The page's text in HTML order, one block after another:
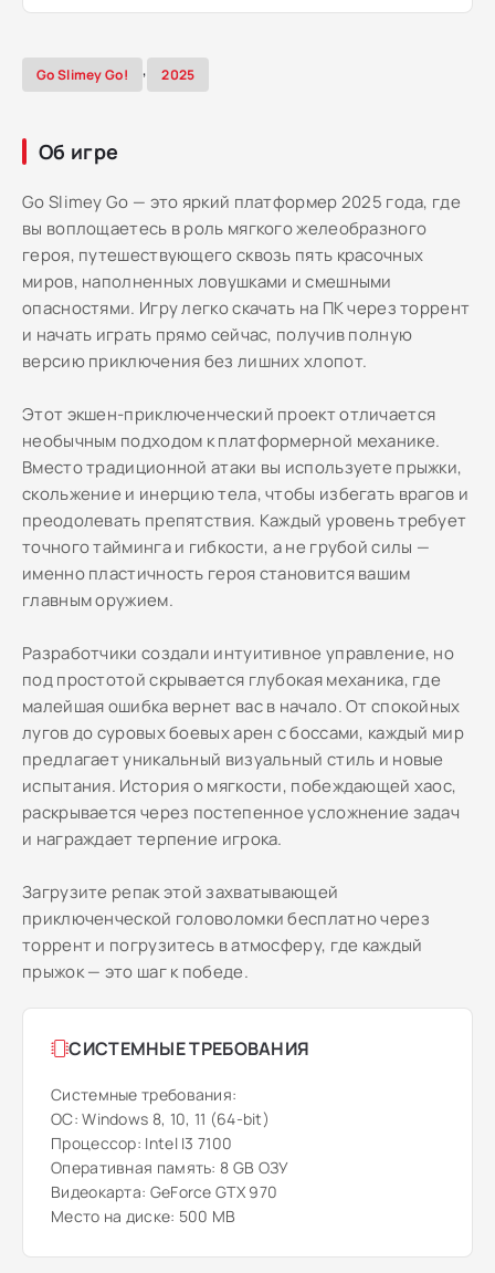
Go Slimey Go! , 2025
Об игре
Go Slimey Go — это яркий платформер 2025 года, где
вы воплощаетесь в роль мягкого желеобразного
героя, путешествующего сквозь пять красочных
миров, наполненных ловушками и смешными
опасностями. Игру легко скачать на ПК через торрент
и начать играть прямо сейчас, получив полную
версию приключения без лишних хлопот.
Этот экшен-приключенческий проект отличается
необычным подходом к платформерной механике.
Вместо традиционной атаки вы используете прыжки,
скольжение и инерцию тела, чтобы избегать врагов и
преодолевать препятствия. Каждый уровень требует
точного тайминга и гибкости, а не грубой силы —
именно пластичность героя становится вашим
главным оружием.
Разработчики создали интуитивное управление, но
под простотой скрывается глубокая механика, где
малейшая ошибка вернет вас в начало. От спокойных
лугов до суровых боевых арен с боссами, каждый мир
предлагает уникальный визуальный стиль и новые
испытания. История о мягкости, побеждающей хаос,
раскрывается через постепенное усложнение задач
и награждает терпение игрока.
Загрузите репак этой захватывающей
приключенческой головоломки бесплатно через
торрент и погрузитесь в атмосферу, где каждый
прыжок — это шаг к победе.
СИСТЕМНЫЕ ТРЕБОВАНИЯ
Системные требования:
ОС: Windows 8, 10, 11 (64-bit)
Процессор: Intel I3 7100
Оперативная память: 8 GB ОЗУ
Видеокарта: GeForce GTX 970
Место на диске: 500 MB